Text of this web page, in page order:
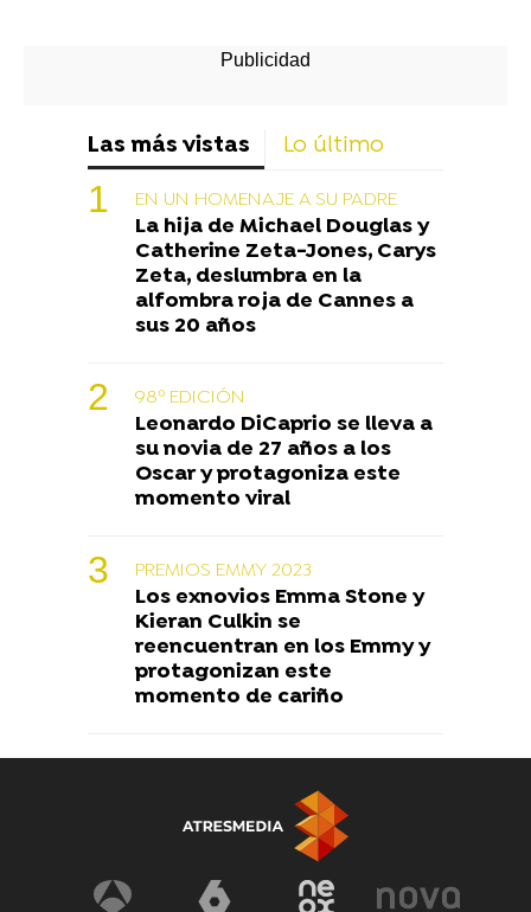
Las más vistas Lo último
EN UN HOMENAJE A SU PADRE
La hija de Michael Douglas y
Catherine Zeta-Jones, Carys
Zeta, deslumbra en la
alfombra roja de Cannes a
sus 20 años
98º EDICIÓN
Leonardo DiCaprio se lleva a
su novia de 27 años a los
Oscar y protagoniza este
momento viral
PREMIOS EMMY 2023
Los exnovios Emma Stone y
Kieran Culkin se
reencuentran en los Emmy y
protagonizan este
momento de cariño